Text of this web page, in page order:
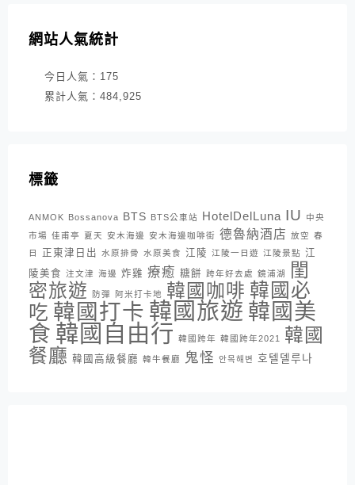
網站人氣統計
今日人氣： 175
累計人氣： 484,925
標籤
ANMOK Bossanova BTS BTS公車站 HotelDelLuna IU
中央
市場 佳甫亭 夏天 安木海邊 安木海邊咖啡街 德魯納酒店 放空 春
日
正東津日出 水原排骨 水原美食 江陵 江陵一日遊 江陵景點 江
陵美食 注文津 海邊 炸雞 療癒 糖餅 跨年好去處 鏡浦湖
閨
密旅遊
防彈 阿米打卡地 韓國咖啡 韓國必
吃 韓國打卡 韓國旅遊 韓國美
食 韓國自由行 韓國跨年 韓國跨年2021
韓國
餐廳 韓國高級餐廳 韓牛餐廳 鬼怪 안목해변 호텔델루나